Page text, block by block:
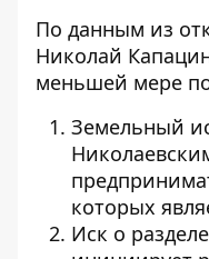
По данным из
Николай
меньшей мере
Земельный
которых
Иск о